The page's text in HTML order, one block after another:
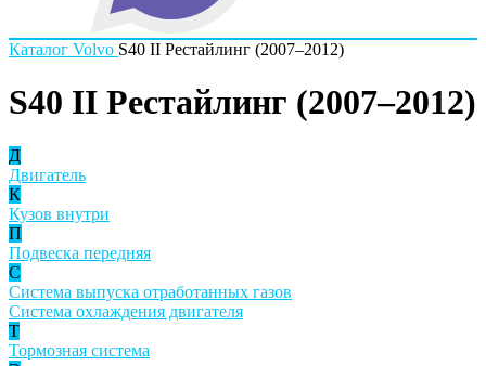
Каталог Volvo S40 II Рестайлинг (2007–2012)
S40 II Рестайлинг (2007–2012)
Д
Двигатель
К
Кузов внутри
П
Подвеска передняя
С
Система выпуска отработанных газов
Система охлаждения двигателя
Т
Тормозная система